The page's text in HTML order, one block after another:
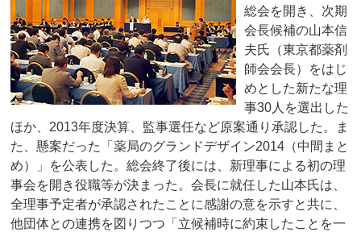
総会を開き、次期
会長候補の山本信
夫氏（東京都薬剤
師会会長）をはじ
めとした新たな理
事30人を選出した
ほか、2013年度決算、監事選任など原案通り承認した。ま
た、懸案だった「薬局のグランドデザイン2014（中間まと
め）」を公表した。総会終了後には、新理事による初の理
事会を開き役職等が決まった。会長に就任した山本氏は、
全理事予定者が承認されたことに感謝の意を示すと共に、
他団体との連携を図りつつ「立候補時に約束したことを一